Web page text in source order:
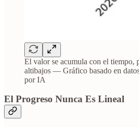
El valor se acumula con el tiempo,
altibajos — Gráfico basado en
por IA
El Progreso Nunca Es Lineal